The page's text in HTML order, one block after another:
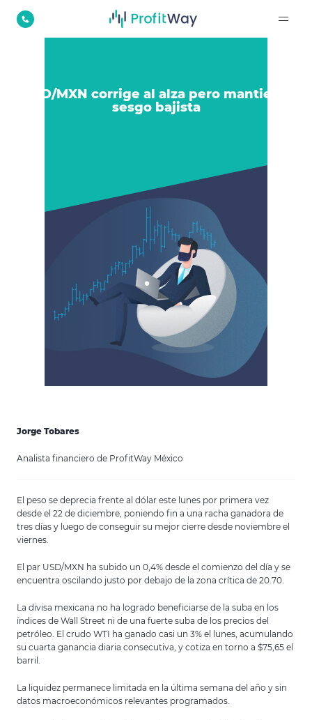
USD/MXN corrige al alza pero mantiene
sesgo bajista
Jorge Tobares
Analista financiero de ProfitWay México
El peso se deprecia frente al dólar este lunes por primera vez
desde el 22 de diciembre, poniendo fin a una racha ganadora de
tres días y luego de conseguir su mejor cierre desde noviembre el
viernes.
El par USD/MXN ha subido un 0,4% desde el comienzo del día y se
encuentra oscilando justo por debajo de la zona crítica de 20.70.
La divisa mexicana no ha logrado beneficiarse de la suba en los
índices de Wall Street ni de una fuerte suba de los precios del
petróleo. El crudo WTI ha ganado casi un 3% el lunes, acumulando
su cuarta ganancia diaria consecutiva, y cotiza en torno a $75,65 el
barril.
La liquidez permanece limitada en la última semana del año y sin
datos macroeconómicos relevantes programados.